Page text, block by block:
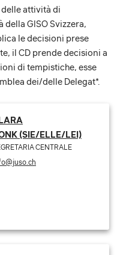
delle attività di
GISO Svizzera,
le decisioni prese
il CD prende decisioni a
di tempistiche, esse
dei/delle Delegat*.
(SIE/ELLE/LEI)
CENTRALE